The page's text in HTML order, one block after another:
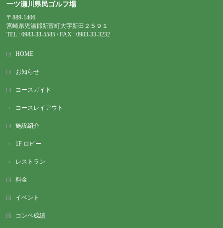
一ツ瀬川県民ゴルフ場
〒889-1406
宮崎県児湯郡新富町大字新田２５９１
TEL : 0983-33-5585 / FAX : 0983-33-3232
HOME
お知らせ
コースガイド
コースレイアウト
施設紹介
1F ロビー
レストラン
料金
イベント
コンペ成績